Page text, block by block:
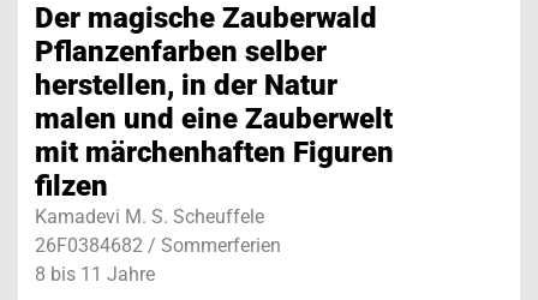
Der magische Zauberwald
Pflanzenfarben selber
herstellen, in der Natur
malen und eine Zauberwelt
mit märchenhaften Figuren
filzen
Kamadevi M. S. Scheuffele
26F0384682 / Sommerferien
8 bis 11 Jahre